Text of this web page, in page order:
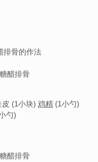
(1小块) 鸡精 (1小勺)
勺)